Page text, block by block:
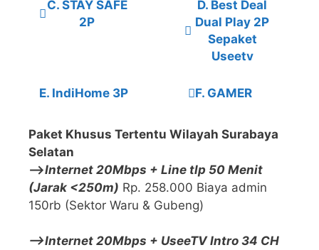
C. STAY SAFE
2P
D. Best Deal
Dual Play 2P
Sepaket
Useetv
E. IndiHome 3P F. GAMER
Paket Khusus Tertentu Wilayah Surabaya
Selatan
—>Internet 20Mbps + Line tlp 50 Menit
(Jarak <250m) Rp. 258.000 Biaya admin
150rb (Sektor Waru & Gubeng)
—>Internet 20Mbps + UseeTV Intro 34 CH